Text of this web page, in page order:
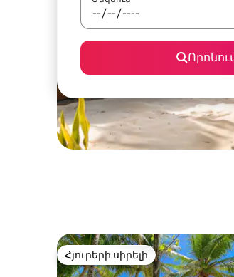
Հյուրերի սիրելի
Հյուրերի սիրելի